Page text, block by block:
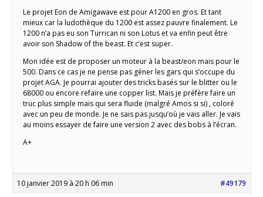
Le projet Eon de Amigawave est pour A1200 en gros. Et tant
mieux car la ludothèque du 1200 est assez pauvre finalement. Le
1200 n’a pas eu son Turrican ni son Lotus et va enfin peut être
avoir son Shadow of the beast. Et c’est super.
Mon idée est de proposer un moteur à la beast/eon mais pour le
500. Dans ce cas je ne pense pas géner les gars qui s’occupe du
projet AGA. Je pourrai ajouter des tricks basés sur le blitter ou le
68000 ou encore refaire une copper list. Mais je préfère faire un
truc plus simple mais qui sera fluide (malgré Amos si si) , coloré
avec un peu de monde. Je ne sais pas jusqu’où je vais aller. Je vais
au moins essayer de faire une version 2 avec des bobs à l’écran.
A+
10 janvier 2019 à 20 h 06 min #49179